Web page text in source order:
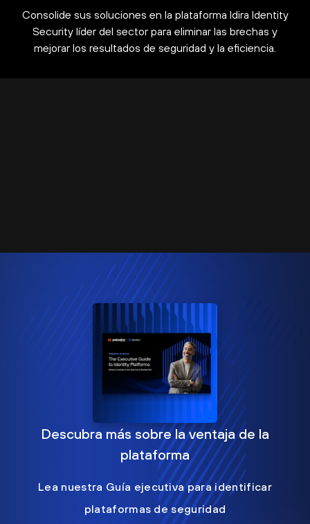
Consolide sus soluciones en la plataforma Idira Identity
Security líder del sector para eliminar las brechas y
mejorar los resultados de seguridad y la eficiencia.
Descubra más sobre la ventaja de la
plataforma
Lea nuestra Guía ejecutiva para identificar
plataformas de seguridad